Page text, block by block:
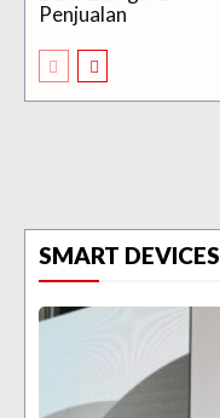
Penjualan
SMART DEVICES